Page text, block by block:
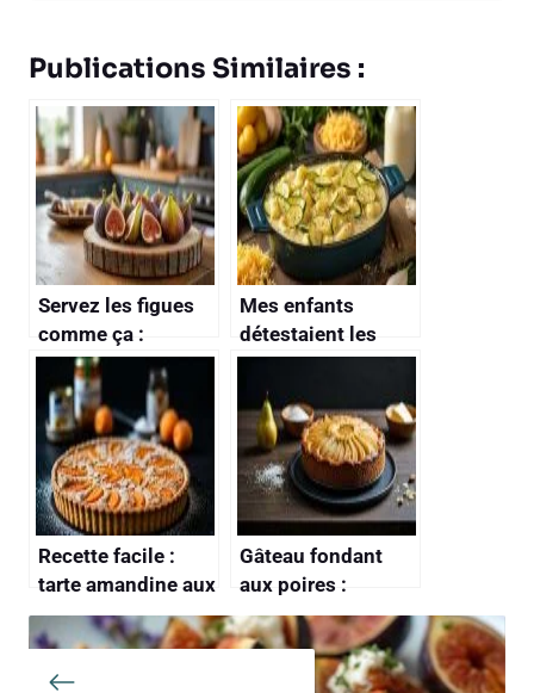
Publications Similaires :
Servez les figues
comme ça :
l’astuce élégante
qui bluffe vos
invités
Mes enfants
détestaient les
courgettes…
jusqu’à ce que je
glisse cet
ingrédient dans
une purée toute
douce
Recette facile :
tarte amandine aux
abricots
Gâteau fondant
aux poires :
dessert gourmand